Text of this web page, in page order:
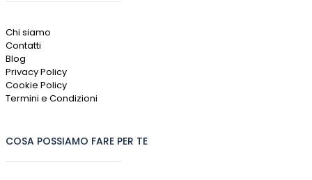
Chi siamo
Contatti
Blog
Privacy Policy
Cookie Policy
Termini e Condizioni
COSA POSSIAMO FARE PER TE